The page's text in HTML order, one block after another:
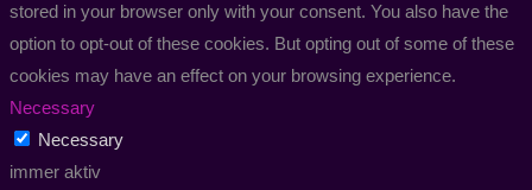
stored in your browser only with your consent. You also have the
option to opt-out of these cookies. But opting out of some of these
cookies may have an effect on your browsing experience.
Necessary
Necessary
immer aktiv